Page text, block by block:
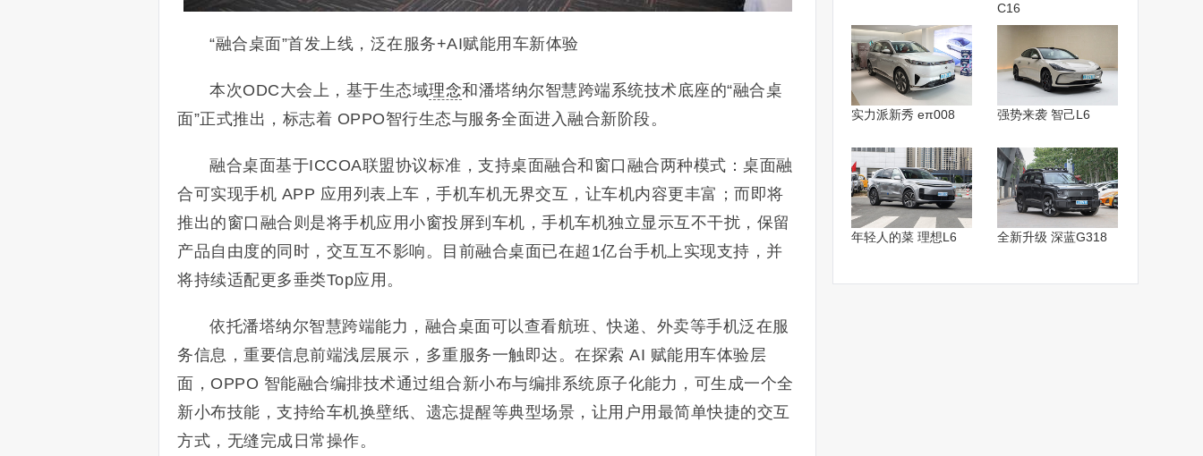
“融合桌面”首发上线，泛在服务+AI赋能用车新体验
本次ODC大会上，基于生态域理念和潘塔纳尔智慧跨端系统技术底座的“融合桌
面”正式推出，标志着 OPPO智行生态与服务全面进入融合新阶段。
融合桌面基于ICCOA联盟协议标准，支持桌面融合和窗口融合两种模式：桌面融
合可实现手机 APP 应用列表上车，手机车机无界交互，让车机内容更丰富；而即将
推出的窗口融合则是将手机应用小窗投屏到车机，手机车机独立显示互不干扰，保留
产品自由度的同时，交互互不影响。目前融合桌面已在超1亿台手机上实现支持，并
将持续适配更多垂类Top应用。
依托潘塔纳尔智慧跨端能力，融合桌面可以查看航班、快递、外卖等手机泛在服
务信息，重要信息前端浅层展示，多重服务一触即达。在探索 AI 赋能用车体验层
面，OPPO 智能融合编排技术通过组合新小布与编排系统原子化能力，可生成一个全
新小布技能，支持给车机换壁纸、遗忘提醒等典型场景，让用户用最简单快捷的交互
方式，无缝完成日常操作。
C16
实力派新秀 eπ008 强势来袭 智己L6
年轻人的菜 理想L6 全新升级 深蓝G318